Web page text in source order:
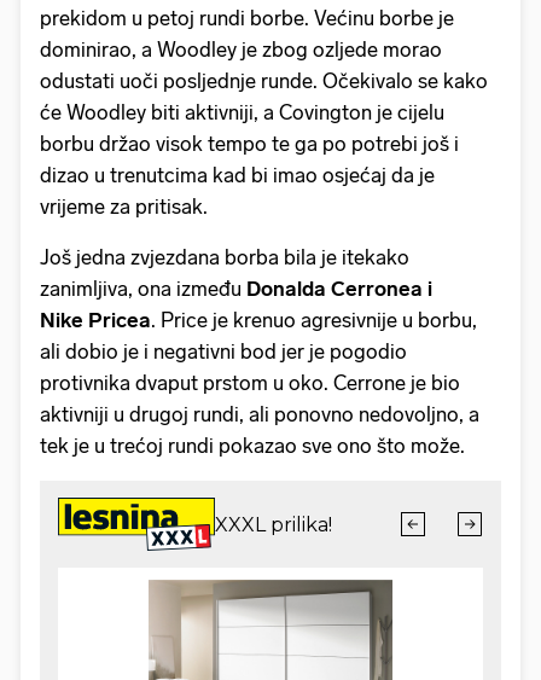
prekidom u petoj rundi borbe. Većinu borbe je
dominirao, a Woodley je zbog ozljede morao
odustati uoči posljednje runde. Očekivalo se kako
će Woodley biti aktivniji, a Covington je cijelu
borbu držao visok tempo te ga po potrebi još i
dizao u trenutcima kad bi imao osjećaj da je
vrijeme za pritisak.
Još jedna zvjezdana borba bila je itekako
zanimljiva, ona između Donalda Cerronea i
Nike Pricea. Price je krenuo agresivnije u borbu,
ali dobio je i negativni bod jer je pogodio
protivnika dvaput prstom u oko. Cerrone je bio
aktivniji u drugoj rundi, ali ponovno nedovoljno, a
tek je u trećoj rundi pokazao sve ono što može.